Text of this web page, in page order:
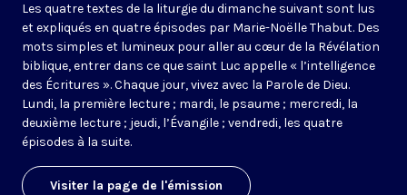
Les quatre textes de la liturgie du dimanche suivant sont lus
et expliqués en quatre épisodes par Marie-Noëlle Thabut. Des
mots simples et lumineux pour aller au cœur de la Révélation
biblique, entrer dans ce que saint Luc appelle « l’intelligence
des Écritures ». Chaque jour, vivez avec la Parole de Dieu.
Lundi, la première lecture ; mardi, le psaume ; mercredi, la
deuxième lecture ; jeudi, l’Évangile ; vendredi, les quatre
épisodes à la suite.
Visiter la page de l'émission